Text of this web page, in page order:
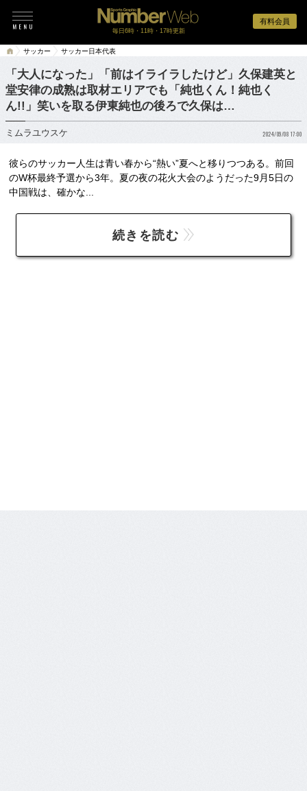
有料会員
毎日6時・11時・17時更新
サッカー サッカー日本代表
「大人になった」「前はイライラしたけど」久保建英と
堂安律の成熟は取材エリアでも「純也くん！純也く
ん!!」笑いを取る伊東純也の後ろで久保は…
ミムラユウスケ 2024/09/08 17:00
彼らのサッカー人生は青い春から“熱い”夏へと移りつつある。前回
のW杯最終予選から3年。夏の夜の花火大会のようだった9月5日の
中国戦は、確かな...
続きを読む